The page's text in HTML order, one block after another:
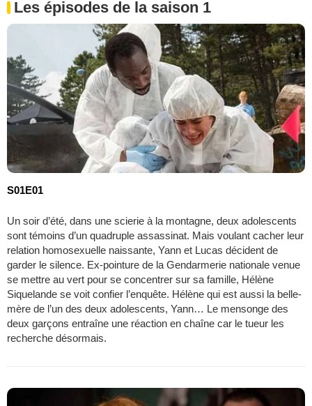
Les épisodes de la saison 1
S01E01
Un soir d’été, dans une scierie à la montagne, deux adolescents
sont témoins d’un quadruple assassinat. Mais voulant cacher leur
relation homosexuelle naissante, Yann et Lucas décident de
garder le silence. Ex-pointure de la Gendarmerie nationale venue
se mettre au vert pour se concentrer sur sa famille, Hélène
Siquelande se voit confier l’enquête. Hélène qui est aussi la belle-
mère de l’un des deux adolescents, Yann… Le mensonge des
deux garçons entraîne une réaction en chaîne car le tueur les
recherche désormais.